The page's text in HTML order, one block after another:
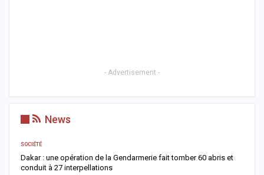
- Advertisement -
News
SOCIÉTÉ
Dakar : une opération de la Gendarmerie fait tomber 60 abris et
conduit à 27 interpellations